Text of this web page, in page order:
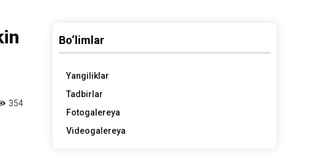
354
Bo‘limlar
Yangiliklar
Tadbirlar
Fotogalereya
Videogalereya